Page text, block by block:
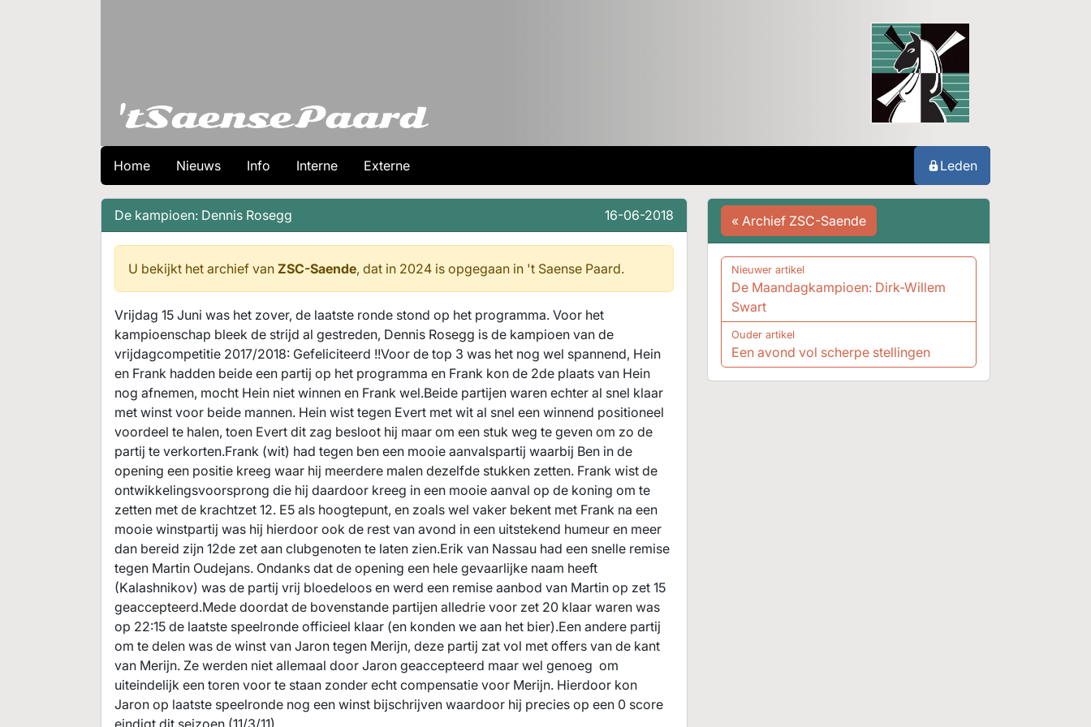
Home Nieuws Info Interne Externe Leden
De kampioen: Dennis Rosegg 16-06-2018
U bekijkt het archief van ZSC-Saende, dat in 2024 is opgegaan in 't Saense Paard.
Vrijdag 15 Juni was het zover, de laatste ronde stond op het programma. Voor het
kampioenschap bleek de strijd al gestreden, Dennis Rosegg is de kampioen van de
vrijdagcompetitie 2017/2018: Gefeliciteerd !!Voor de top 3 was het nog wel spannend, Hein
en Frank hadden beide een partij op het programma en Frank kon de 2de plaats van Hein
nog afnemen, mocht Hein niet winnen en Frank wel.Beide partijen waren echter al snel klaar
met winst voor beide mannen. Hein wist tegen Evert met wit al snel een winnend positioneel
voordeel te halen, toen Evert dit zag besloot hij maar om een stuk weg te geven om zo de
partij te verkorten.Frank (wit) had tegen ben een mooie aanvalspartij waarbij Ben in de
opening een positie kreeg waar hij meerdere malen dezelfde stukken zetten. Frank wist de
ontwikkelingsvoorsprong die hij daardoor kreeg in een mooie aanval op de koning om te
zetten met de krachtzet 12. E5 als hoogtepunt, en zoals wel vaker bekent met Frank na een
mooie winstpartij was hij hierdoor ook de rest van avond in een uitstekend humeur en meer
dan bereid zijn 12de zet aan clubgenoten te laten zien.Erik van Nassau had een snelle remise
tegen Martin Oudejans. Ondanks dat de opening een hele gevaarlijke naam heeft
(Kalashnikov) was de partij vrij bloedeloos en werd een remise aanbod van Martin op zet 15
geaccepteerd.Mede doordat de bovenstande partijen alledrie voor zet 20 klaar waren was
op 22:15 de laatste speelronde officieel klaar (en konden we aan het bier).Een andere partij
om te delen was de winst van Jaron tegen Merijn, deze partij zat vol met offers van de kant
van Merijn. Ze werden niet allemaal door Jaron geaccepteerd maar wel genoeg om
uiteindelijk een toren voor te staan zonder echt compensatie voor Merijn. Hierdoor kon
Jaron op laatste speelronde nog een winst bijschrijven waardoor hij precies op een 0 score
eindigt dit seizoen (11/3/11).
« Archief ZSC-Saende
Nieuwer artikel
De Maandagkampioen: Dirk-Willem
Swart
Ouder artikel
Een avond vol scherpe stellingen